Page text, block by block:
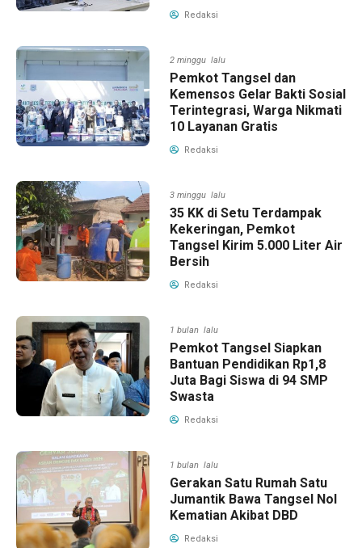
Redaksi
2 minggu lalu
Pemkot Tangsel dan
Kemensos Gelar Bakti Sosial
Terintegrasi, Warga Nikmati
10 Layanan Gratis
Redaksi
3 minggu lalu
35 KK di Setu Terdampak
Kekeringan, Pemkot
Tangsel Kirim 5.000 Liter Air
Bersih
Redaksi
1 bulan lalu
Pemkot Tangsel Siapkan
Bantuan Pendidikan Rp1,8
Juta Bagi Siswa di 94 SMP
Swasta
Redaksi
1 bulan lalu
Gerakan Satu Rumah Satu
Jumantik Bawa Tangsel Nol
Kematian Akibat DBD
Redaksi